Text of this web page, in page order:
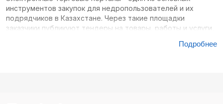
инструментов закупок для недропользователей и их
подрядчиков в Казахстане. Через такие площадки
заказчики публикуют тендеры на товары, работы и услуги,
сервисных задач. Одним из ключевых порталов в этом
Подробнее